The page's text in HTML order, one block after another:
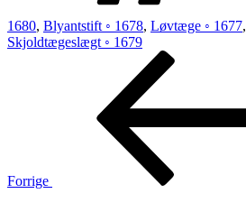
1680, Blyantstift ◦ 1678, Løvtæge ◦ 1677,
Skjoldtægeslægt ◦ 1679
Indlægsnavigation
Forrige